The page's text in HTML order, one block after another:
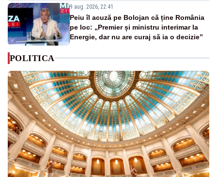
9 aug. 2026, 22:41
Peiu îl acuză pe Bolojan că ține România
pe loc: „Premier și ministru interimar la
Energie, dar nu are curaj să ia o decizie”
POLITICA